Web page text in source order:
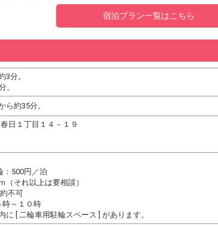
宿泊プラン一覧はこちら
3分。
。
約35分。
日１丁目１４－１９
500円／泊
（それ以上は要相談）
不可
時～１０時
[ 二輪車用駐輪スペース ] があります。